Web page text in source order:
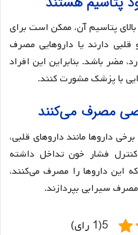
پتاسیم آن، ممکن است برای
قلبی دارند یا داروهایی مصرف
مضر باشد. بنابراین این افراد
با پزشک مشورت کنند.
مصرف می‌کنند
داروها مانند داروهای قلبی،
کنترل فشار خون تداخل داشته
این داروها را مصرف می‌کنند،
سیرابی بپردازند.
5(1 رای)